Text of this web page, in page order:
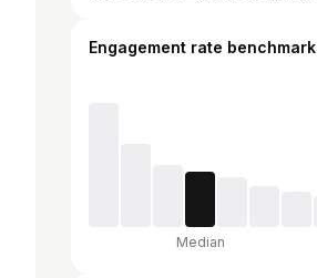
Engagement rate benchmark
Median